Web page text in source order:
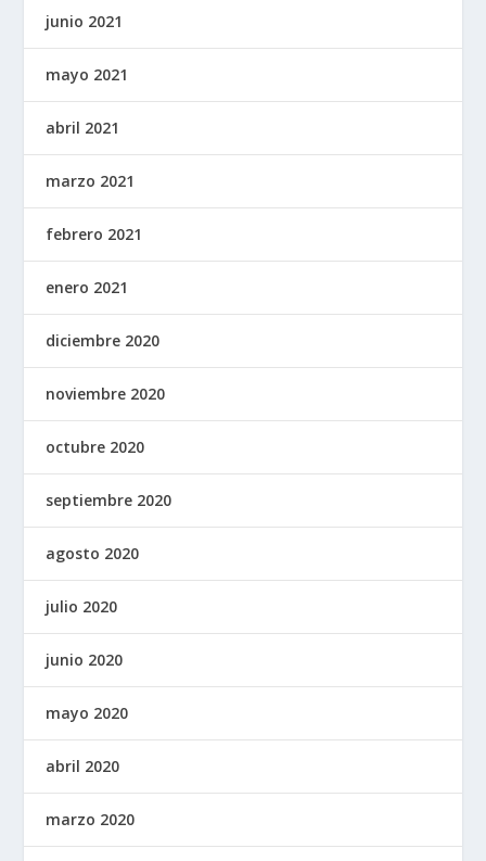
junio 2021
mayo 2021
abril 2021
marzo 2021
febrero 2021
enero 2021
diciembre 2020
noviembre 2020
octubre 2020
septiembre 2020
agosto 2020
julio 2020
junio 2020
mayo 2020
abril 2020
marzo 2020